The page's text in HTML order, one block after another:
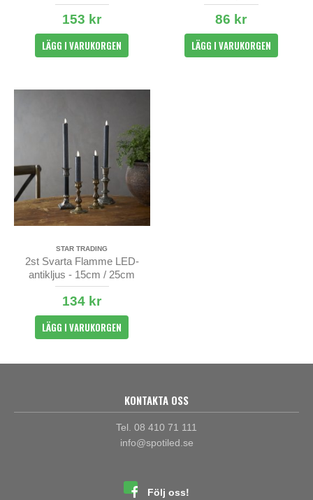
153 kr
LÄGG I VARUKORGEN
86 kr
LÄGG I VARUKORGEN
STAR TRADING
2st Svarta Flamme LED-
antikljus - 15cm / 25cm
134 kr
LÄGG I VARUKORGEN
KONTAKTA OSS
Tel. 08 410 71 111
info@spotiled.se
Följ oss!